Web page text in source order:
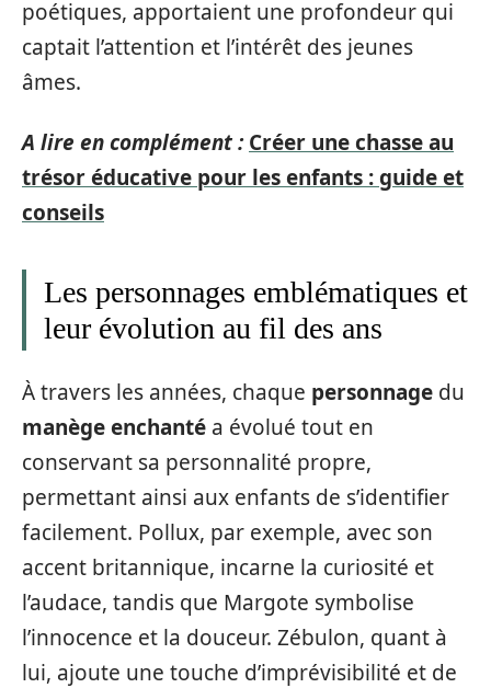
poétiques, apportaient une profondeur qui
captait l’attention et l’intérêt des jeunes
âmes.
A lire en complément : Créer une chasse au
trésor éducative pour les enfants : guide et
conseils
Les personnages emblématiques et
leur évolution au fil des ans
À travers les années, chaque personnage du
manège enchanté a évolué tout en
conservant sa personnalité propre,
permettant ainsi aux enfants de s’identifier
facilement. Pollux, par exemple, avec son
accent britannique, incarne la curiosité et
l’audace, tandis que Margote symbolise
l’innocence et la douceur. Zébulon, quant à
lui, ajoute une touche d’imprévisibilité et de